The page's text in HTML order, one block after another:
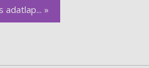
adatlap... »